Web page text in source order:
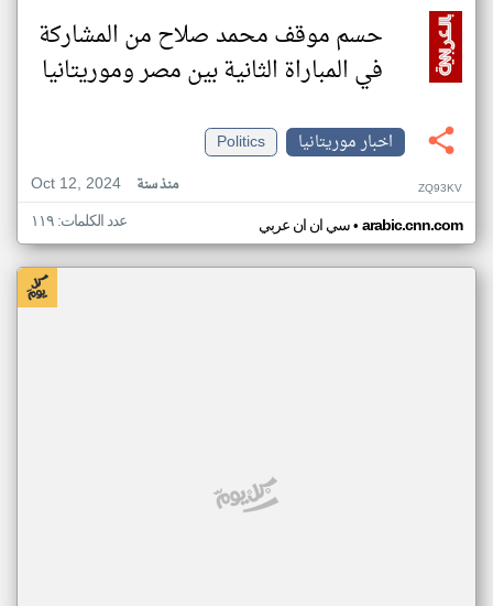
حسم موقف محمد صلاح من المشاركة
في المباراة الثانية بين مصر وموريتانيا
اخبار موريتانيا
Politics
Oct 12, 2024
منذ سنة ZQ93KV
سي ان ان عربي• arabic.cnn.com عدد الكلمات: ١١٩